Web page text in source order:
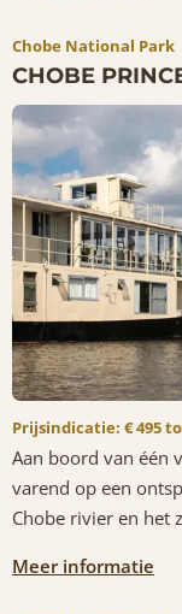
Chobe National Park
CHOBE
Prijsindicatie: € 495
Aan boord van één
varend op een
Chobe rivier en het
Meer informatie